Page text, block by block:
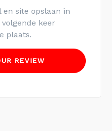
site opslaan in
keer
plaats.